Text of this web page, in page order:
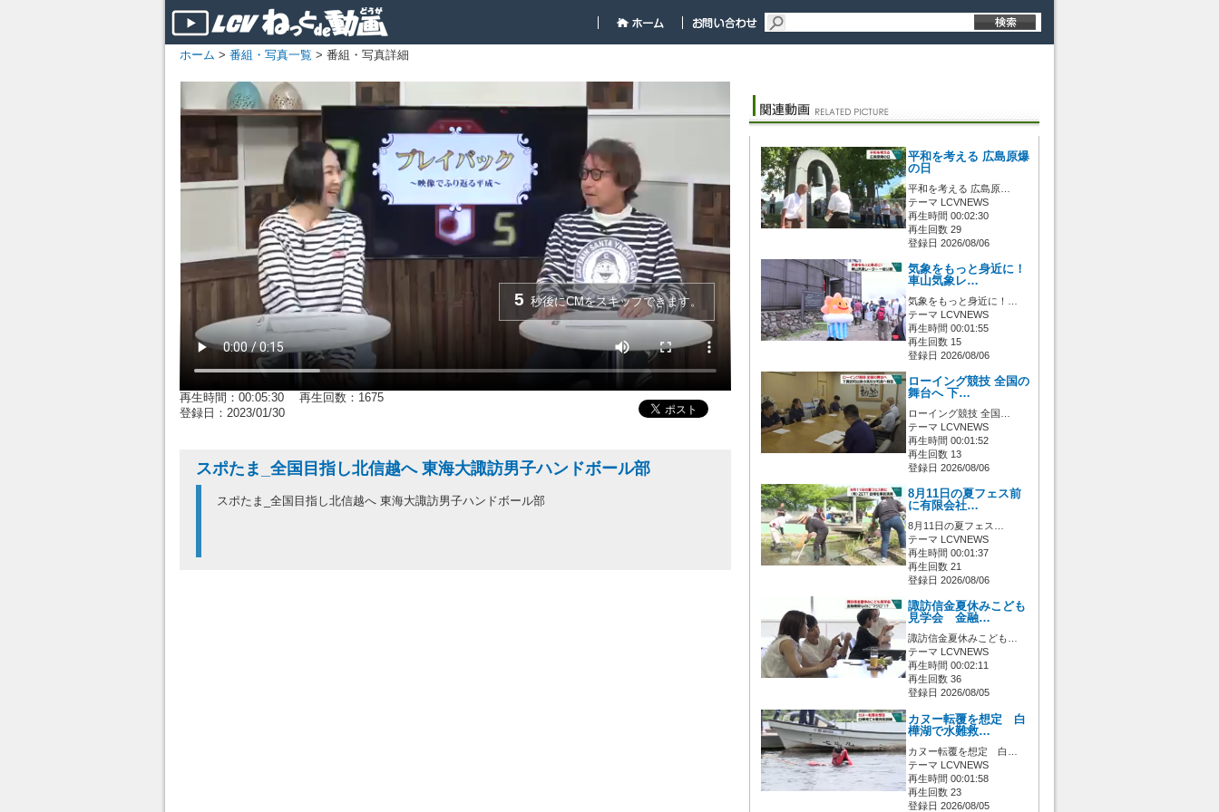
ホーム > 番組・写真一覧 > 番組・写真詳細
5 秒後にCMをスキップできます。
再生時間：00:05:30 再生回数：1675
登録日：2023/01/30
スポたま_全国目指し北信越へ 東海大諏訪男子ハンドボール部
スポたま_全国目指し北信越へ 東海大諏訪男子ハンドボール部
平和を考える 広島原爆
の日
平和を考える 広島原…
テーマ LCVNEWS
再生時間 00:02:30
再生回数 29
登録日 2026/08/06
気象をもっと身近に！
車山気象レ…
気象をもっと身近に！…
テーマ LCVNEWS
再生時間 00:01:55
再生回数 15
登録日 2026/08/06
ローイング競技 全国の
舞台へ 下…
ローイング競技 全国…
テーマ LCVNEWS
再生時間 00:01:52
再生回数 13
登録日 2026/08/06
8月11日の夏フェス前
に有限会社…
8月11日の夏フェス…
テーマ LCVNEWS
再生時間 00:01:37
再生回数 21
登録日 2026/08/06
諏訪信金夏休みこども
見学会 金融…
諏訪信金夏休みこども…
テーマ LCVNEWS
再生時間 00:02:11
再生回数 36
登録日 2026/08/05
カヌー転覆を想定 白
樺湖で水難救…
カヌー転覆を想定 白…
テーマ LCVNEWS
再生時間 00:01:58
再生回数 23
登録日 2026/08/05